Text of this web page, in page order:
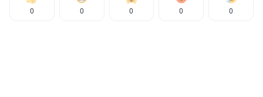
0 0 0 0 0